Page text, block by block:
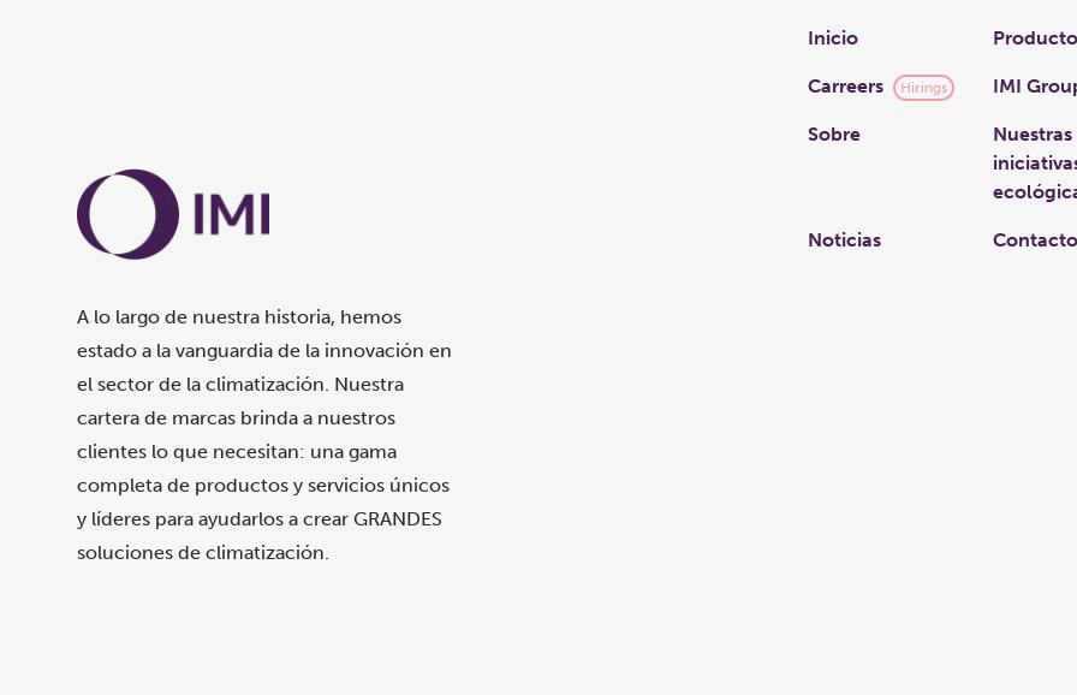
A lo largo de nuestra historia, hemos
estado a la vanguardia de la innovación en
el sector de la climatización. Nuestra
cartera de marcas brinda a nuestros
clientes lo que necesitan: una gama
completa de productos y servicios únicos
y líderes para ayudarlos a crear GRANDES
soluciones de climatización.
Links
Inicio
Carreers Hirings IMI
Sobre
Nuestras
Noticias Contacto